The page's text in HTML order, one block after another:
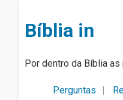
Bíblia in
Por dentro da Bíblia
Perguntas